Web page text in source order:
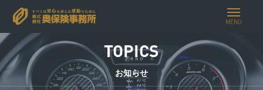
MENU
TOPICS
お知らせ